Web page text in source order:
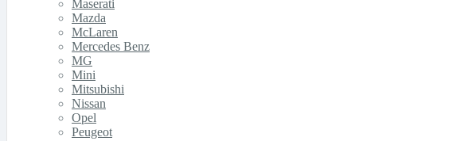
Maserati
Mazda
McLaren
Mercedes Benz
MG
Mini
Mitsubishi
Nissan
Opel
Peugeot